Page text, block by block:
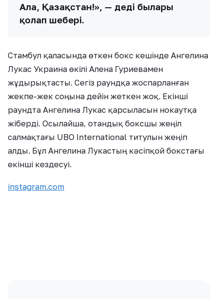
Алға, Қазақстан!», — деді былғары
қолғап шебері.
Стамбул қаласында өткен бокс кешінде Ангелина
Лукас Украина өкілі Алена Гуриевамен
жұдырықтасты. Сегіз раундқа жоспарланған
жекпе-жек соңына дейін жеткен жоқ. Екінші
раундта Ангелина Лукас қарсыласын нокаутқа
жіберді. Осылайша, отандық боксшы жеңіл
салмақтағы UBO International титулын жеңіп
алды. Бұл Ангелина Лукастың кәсіпқой бокстағы
екінші кездесуі.
instagram.com